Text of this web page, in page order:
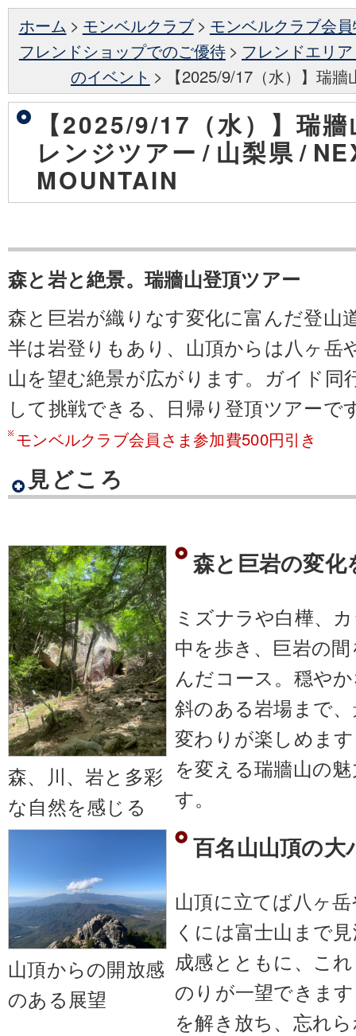
ホーム > モンベルクラブ > モンベルクラブ会
フレンドショップでのご優待 > フレンドエリ
のイベント > 【2025/9/17（水）】瑞
【2025/9/17（水）】瑞
レンジツアー / 山梨県/
MOUNTAIN
森と岩と絶景。瑞牆山登頂ツアー
森と巨岩が織りなす変化に富んだ登山
半は岩登りもあり、山頂からは八ヶ岳
山を望む絶景が広がります。ガイド同
して挑戦できる、日帰り登頂ツアーで
モンベルクラブ会員さま参加費500円引き
見どころ
森、川、岩と多彩
な自然を感じる
森と巨岩の変化
ミズナラや白樺、
中を歩き、巨岩の
んだコース。穏や
斜のある岩場まで
変わりが楽しめま
を変える瑞牆山の
す。
山頂からの開放感
のある展望
百名山山頂の大
山頂に立てば八ヶ
くには富士山まで
成感とともに、こ
のりが一望できま
を解き放ち、忘れ